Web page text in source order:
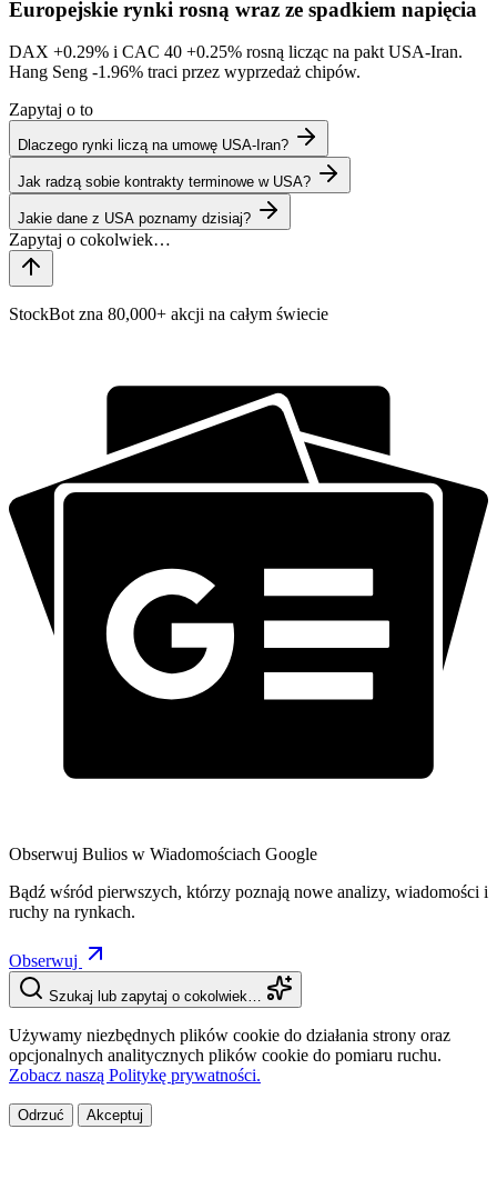
Europejskie rynki rosną wraz ze spadkiem napięcia
DAX +0.29% i CAC 40 +0.25% rosną licząc na pakt USA-Iran.
Hang Seng -1.96% traci przez wyprzedaż chipów.
Zapytaj o to
Dlaczego rynki liczą na umowę USA-Iran?
Jak radzą sobie kontrakty terminowe w USA?
Jakie dane z USA poznamy dzisiaj?
StockBot zna 80,000+ akcji na całym świecie
Obserwuj Bulios w Wiadomościach Google
Bądź wśród pierwszych, którzy poznają nowe analizy, wiadomości i
ruchy na rynkach.
Obserwuj
Szukaj lub zapytaj o cokolwiek…
Używamy niezbędnych plików cookie do działania strony oraz
opcjonalnych analitycznych plików cookie do pomiaru ruchu.
Zobacz naszą Politykę prywatności.
Odrzuć Akceptuj